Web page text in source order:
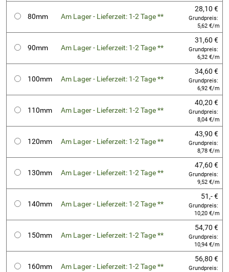
80mm Am Lager - Lieferzeit: 1-2 Tage **
28,10 €
Grundpreis:
5,62 €/m
90mm Am Lager - Lieferzeit: 1-2 Tage **
31,60 €
Grundpreis:
6,32 €/m
100mm Am Lager - Lieferzeit: 1-2 Tage **
34,60 €
Grundpreis:
6,92 €/m
110mm Am Lager - Lieferzeit: 1-2 Tage **
40,20 €
Grundpreis:
8,04 €/m
120mm Am Lager - Lieferzeit: 1-2 Tage **
43,90 €
Grundpreis:
8,78 €/m
130mm Am Lager - Lieferzeit: 1-2 Tage **
47,60 €
Grundpreis:
9,52 €/m
140mm Am Lager - Lieferzeit: 1-2 Tage **
51,- €
Grundpreis:
10,20 €/m
150mm Am Lager - Lieferzeit: 1-2 Tage **
54,70 €
Grundpreis:
10,94 €/m
160mm Am Lager - Lieferzeit: 1-2 Tage **
56,80 €
Grundpreis: